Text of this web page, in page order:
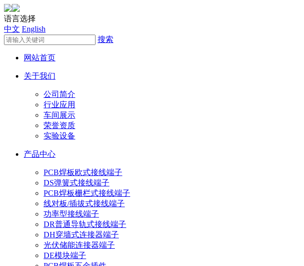
语言选择
中文 English
搜索
网站首页
关于我们
公司简介
行业应用
车间展示
荣誉资质
实验设备
产品中心
PCB焊板欧式接线端子
DS弹簧式接线端子
PCB焊板栅栏式接线端子
线对板/插拔式接线端子
功率型接线端子
DR普通导轨式接线端子
DH穿墙式连接器端子
光伏储能连接器端子
DE模块端子